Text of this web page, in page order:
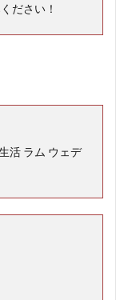
ださい！
活 ラム ウェデ